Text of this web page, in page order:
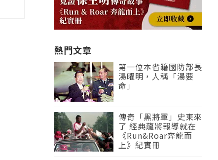
熱門文章
第一位本省籍國防部長
湯曜明，人稱「湯要
命」
傳奇「黑將軍」史東來
了 經典龍將報導就在
《Run&Roar奔龍而
上》紀實冊